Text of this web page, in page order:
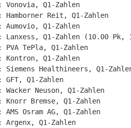
Vonovia, Q1-Zahlen
Hamborner Reit, Q1-Zahlen
Aumovio, Q1-Zahlen
Lanxess, Q1-Zahlen (10.00 Pk,
PVA TePla, Q1-Zahlen
Kontron, Q1-Zahlen
Siemens Healthineers, Q1-
GFT, Q1-Zahlen
Wacker Neuson, Q1-Zahlen
Knorr Bremse, Q1-Zahlen
AMS Osram AG, Q1-Zahlen
Argenx, Q1-Zahlen